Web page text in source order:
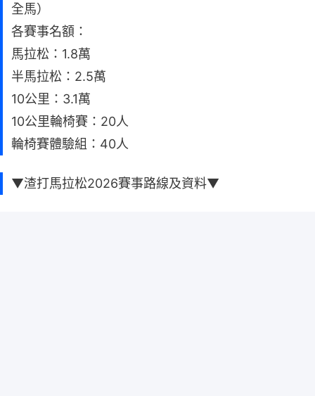
全馬）
各賽事名額：
馬拉松：1.8萬
半馬拉松：2.5萬
10公里：3.1萬
10公里輪椅賽：20人
輪椅賽體驗組：40人
▼渣打馬拉松2026賽事路線及資料▼